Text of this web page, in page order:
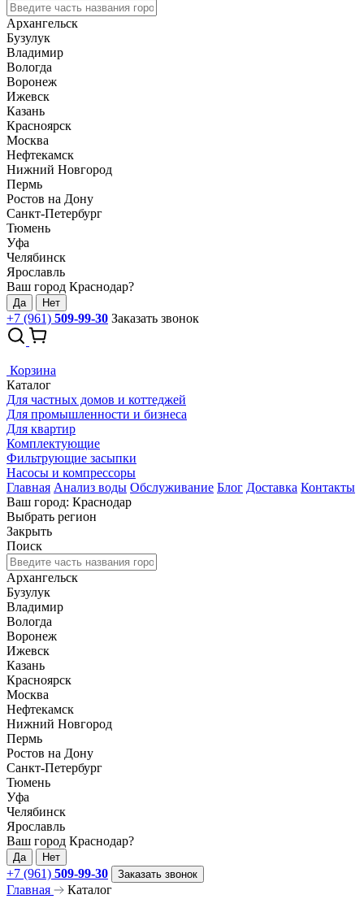
Архангельск
Бузулук
Владимир
Вологда
Воронеж
Ижевск
Казань
Красноярск
Москва
Нефтекамск
Нижний Новгород
Пермь
Ростов на Дону
Санкт-Петербург
Тюмень
Уфа
Челябинск
Ярославль
Ваш город Краснодар?
Да Нет
+7 (961) 509-99-30 Заказать звонок
Корзина
Каталог
Для частных домов и коттеджей
Для промышленности и бизнеса
Для квартир
Комплектующие
Фильтрующие засыпки
Насосы и компрессоры
Главная Анализ воды Обслуживание Блог Доставка Контакты
Ваш город: Краснодар
Выбрать регион
Закрыть
Поиск
Архангельск
Бузулук
Владимир
Вологда
Воронеж
Ижевск
Казань
Красноярск
Москва
Нефтекамск
Нижний Новгород
Пермь
Ростов на Дону
Санкт-Петербург
Тюмень
Уфа
Челябинск
Ярославль
Ваш город Краснодар?
Да Нет
+7 (961) 509-99-30 Заказать звонок
Главная Каталог